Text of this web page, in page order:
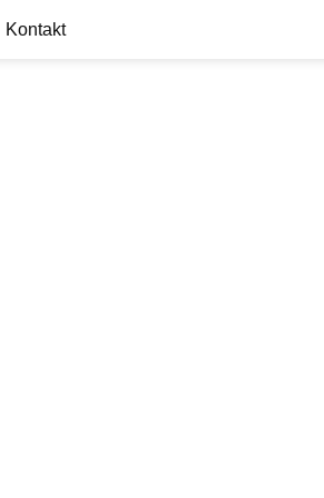
Kontakt